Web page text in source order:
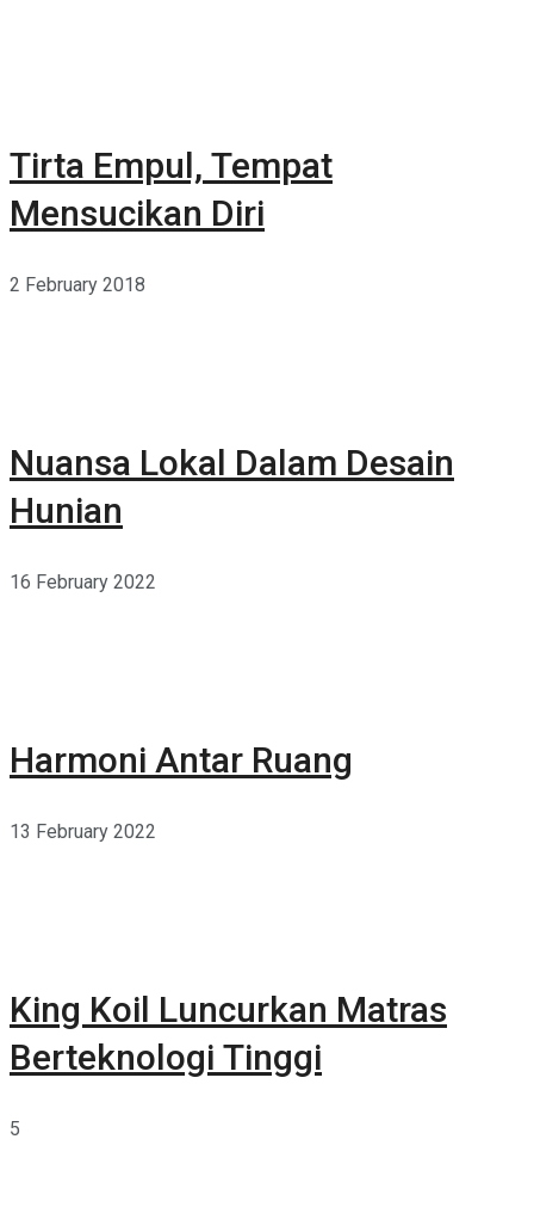
Tirta Empul, Tempat
Mensucikan Diri
2 February 2018
Nuansa Lokal Dalam Desain
Hunian
16 February 2022
Harmoni Antar Ruang
13 February 2022
King Koil Luncurkan Matras
Berteknologi Tinggi
5